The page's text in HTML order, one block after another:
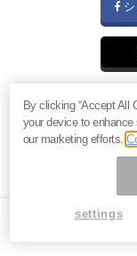
相場の世界で勝
スク・リターン
たし矢口新が監
ＵＰ」を目指し
By clicking “Accept All
your device to
our marketing efforts.
settings